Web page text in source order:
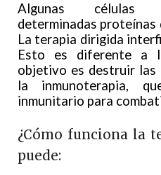
Algunas células
determinadas proteínas
La terapia dirigida
Esto es diferente a
objetivo es destruir las
la inmunoterapia,
inmunitario para
¿Cómo funciona la
puede: